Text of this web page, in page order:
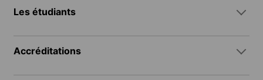
Les étudiants
Accréditations